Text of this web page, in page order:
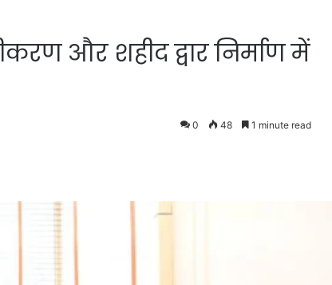
और शहीद द्वार निर्माण में
0 48 1 minute read